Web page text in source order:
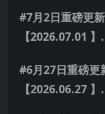
#7月2日重磅更
【2026.07.01
#6月27日重磅更
【2026.06.27